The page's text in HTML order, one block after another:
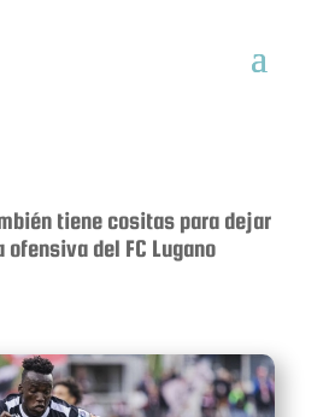
tiene cositas para dejar
ofensiva del FC Lugano